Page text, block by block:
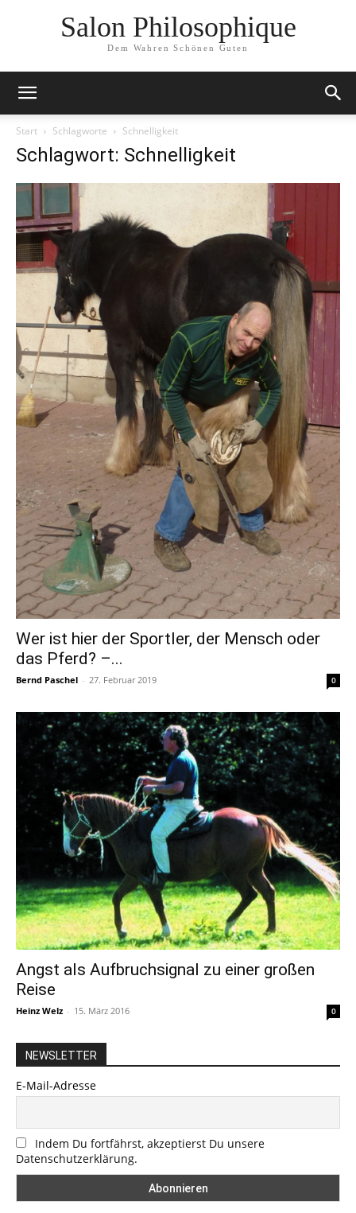
Salon Philosophique
Dem Wahren Schönen Guten
Start Schlagworte Schnelligkeit
Schlagwort: Schnelligkeit
Wer ist hier der Sportler, der Mensch oder
das Pferd? –...
Bernd Paschel - 27. Februar 2019 0
Angst als Aufbruchsignal zu einer großen
Reise
Heinz Welz - 15. März 2016 0
NEWSLETTER
E-Mail-Adresse
Indem Du fortfährst, akzeptierst Du unsere
Datenschutzerklärung.